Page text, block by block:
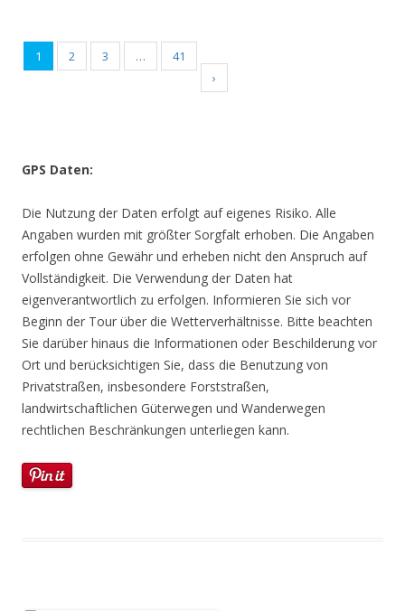
1 2 3 …
41
›
GPS Daten:
Die Nutzung der Daten erfolgt auf eigenes Risiko. Alle
Angaben wurden mit größter Sorgfalt erhoben. Die Angaben
erfolgen ohne Gewähr und erheben nicht den Anspruch auf
Vollständigkeit. Die Verwendung der Daten hat
eigenverantwortlich zu erfolgen. Informieren Sie sich vor
Beginn der Tour über die Wetterverhältnisse. Bitte beachten
Sie darüber hinaus die Informationen oder Beschilderung vor
Ort und berücksichtigen Sie, dass die Benutzung von
Privatstraßen, insbesondere Forststraßen,
landwirtschaftlichen Güterwegen und Wanderwegen
rechtlichen Beschränkungen unterliegen kann.